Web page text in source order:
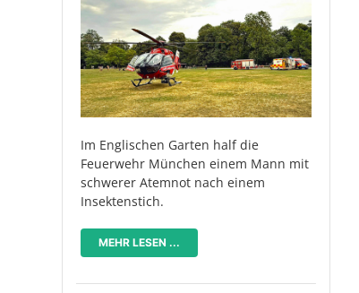
Im Englischen Garten half die
Feuerwehr München einem Mann mit
schwerer Atemnot nach einem
Insektenstich.
MEHR LESEN ...